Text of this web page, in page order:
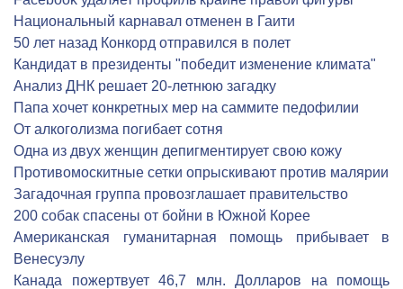
Национальный карнавал отменен в Гаити
50 лет назад Конкорд отправился в полет
Кандидат в президенты "победит изменение климата"
Анализ ДНК решает 20-летнюю загадку
Папа хочет конкретных мер на саммите педофилии
От алкоголизма погибает сотня
Одна из двух женщин депигментирует свою кожу
Противомоскитные сетки опрыскивают против малярии
Загадочная группа провозглашает правительство
200 собак спасены от бойни в Южной Корее
Американская гуманитарная помощь прибывает в
Венесуэлу
Канада пожертвует 46,7 млн. Долларов на помощь